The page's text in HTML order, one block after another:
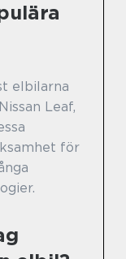
elbilarna
Leaf,
för